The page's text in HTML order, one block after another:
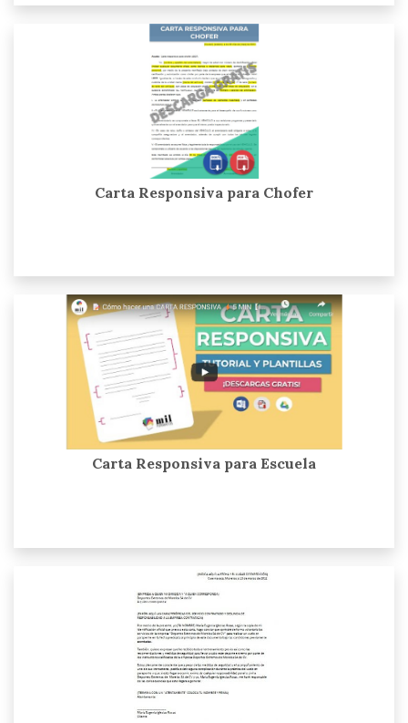
Carta Responsiva para Chofer
Carta Responsiva para Escuela